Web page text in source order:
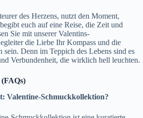
des Herzens, nutzt den Moment,
euch auf eine Reise, die Zeit und
Sie mit unserer Valentins-
die Liebe Ihr Kompass und die
Denn im Teppich des Lebens sind es
Verbundenheit, die wirklich hell leuchten.
Valentine-Schmuckkollektion?